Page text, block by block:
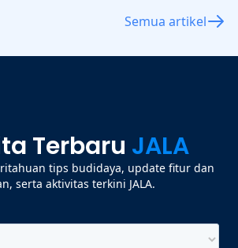
Semua artikel
Terbaru JALA
tips budidaya, update fitur dan
serta aktivitas terkini JALA.